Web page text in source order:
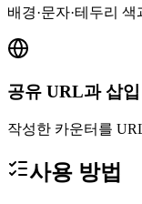
배경·문자·테두리
공유 URL과 삽
작성한 카운터를
사용 방법